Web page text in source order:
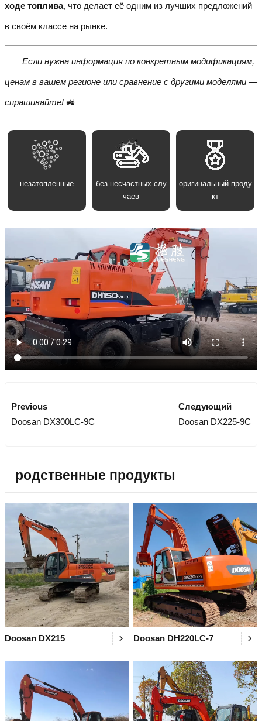
ходе топлива, что делает её одним из лучших предложений
в своём классе на рынке.
Если нужна информация по конкретным модификациям,
ценам в вашем регионе или сравнение с другими моделями —
спрашивайте! 🚜
незатопленные
без несчастных слу
чаев
оригинальный проду
кт
Previous
Doosan DX300LC-9C
Следующий
Doosan DX225-9C
родственные продукты
Doosan DX215 Doosan DH220LC-7